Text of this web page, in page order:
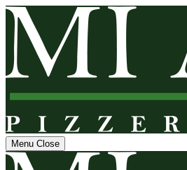
Menu Close